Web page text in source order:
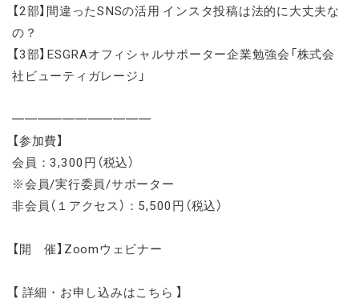
【2部】間違ったSNSの活用 インスタ投稿は法的に大丈夫な
の？
【3部】ESGRAオフィシャルサポーター企業勉強会「株式会
社ビューティガレージ」
━━━━━━━━━━━
【参加費】
会員：3,300円（税込）
※会員/実行委員/サポーター
非会員（１アクセス）：5,500円（税込）
【開 催】 Zoomウェビナー
【 詳細・お申し込みはこちら 】